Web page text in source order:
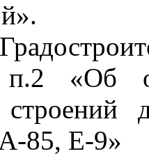
п.2 «Об
85, Е-9»